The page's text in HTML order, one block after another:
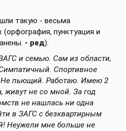
такую - весьма
(орфография, пунктуация и
- ред):
и семью. Сам из области,
Спортивное
Не пьющий. Работаю. Имею 2
живут не со мной. За год
не нашлась ни одна
в ЗАГС с безквартирным
Неужели мне больше не